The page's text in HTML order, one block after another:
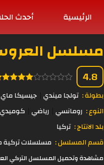
الرئيسية أحدث
مسلسل العروس
4.8
بطولة : تولجا ميندي جيسيكا ماي
النوع : رومانسي رياضي كوميدي
بلد الانتاج : تركيا
قسم المسلسل : مسلسلات تركية
مشاهدة وتحميل المسلسل التركي العروس الجديدة الحلقة 44 مدبلجة